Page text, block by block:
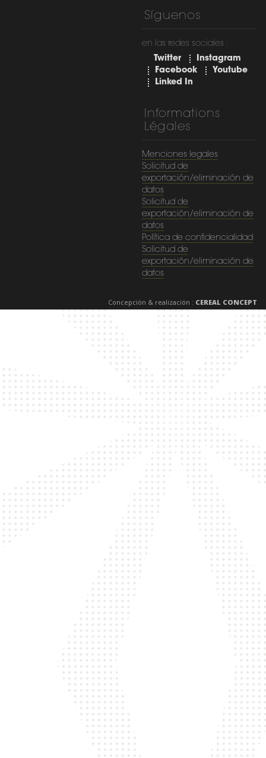
Síguenos
en las redes sociales :
Twitter
Instagram
Facebook
Youtube
Linked In
Informations
Légales
Menciones legales
Solicitud de
exportación/eliminación de
datos
Solicitud de
exportación/eliminación de
datos
Política de confidencialidad
Solicitud de
exportación/eliminación de
datos
Concepción & realización : CEREAL CONCEPT